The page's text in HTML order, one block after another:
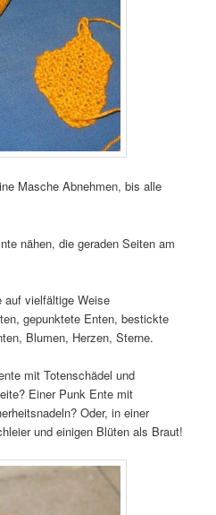
Masche Abnehmen, bis alle
nähen, die geraden Seiten am
auf vielfältige Weise
gepunktete Enten, bestickte
Blumen, Herzen, Sterne.
mit Totenschädel und
Einer Punk Ente mit
Oder, in einer
und einigen Blüten als Braut!